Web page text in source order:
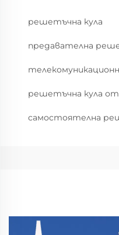
решетъчна кула
предавателна
решетъчна кула от
самостоятелна